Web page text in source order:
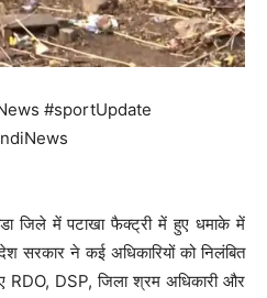
#sportUpdate
जिले में पटाखा फैक्ट्री में हुए धमाके में
सरकार ने कई अधिकारियों को निलंबित
RDO, DSP, जिला श्रम अधिकारी और